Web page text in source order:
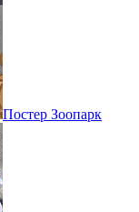
Постер Зоопарк